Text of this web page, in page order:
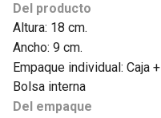
Del producto
Altura: 18 cm.
Ancho: 9 cm.
Empaque individual: Caja +
Bolsa interna
Del empaque